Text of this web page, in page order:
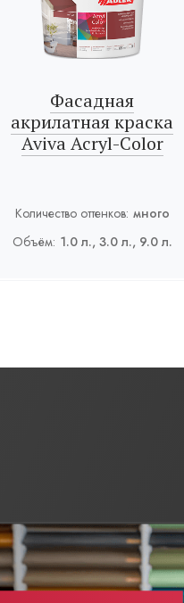
Фасадная
акрилатная краска
Aviva Acryl-Color
Количество оттенков: много
Объём: 1.0 л., 3.0 л., 9.0 л.